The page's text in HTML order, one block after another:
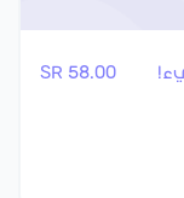
58.00 SR